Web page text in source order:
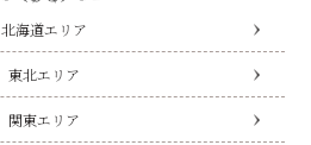
北海道エリア
東北エリア
関東エリア